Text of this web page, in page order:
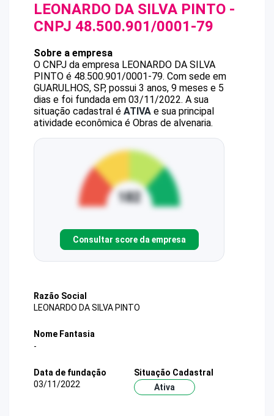
LEONARDO DA SILVA PINTO -
CNPJ 48.500.901/0001-79
Sobre a empresa
O CNPJ da empresa LEONARDO DA SILVA
PINTO é 48.500.901/0001-79. Com sede em
GUARULHOS, SP, possui 3 anos, 9 meses e 5
dias e foi fundada em 03/11/2022. A sua
situação cadastral é ATIVA e sua principal
atividade econômica é Obras de alvenaria.
Consultar score da empresa
Razão Social
LEONARDO DA SILVA PINTO
Nome Fantasia
-
Data de fundação
03/11/2022
Situação Cadastral
Ativa